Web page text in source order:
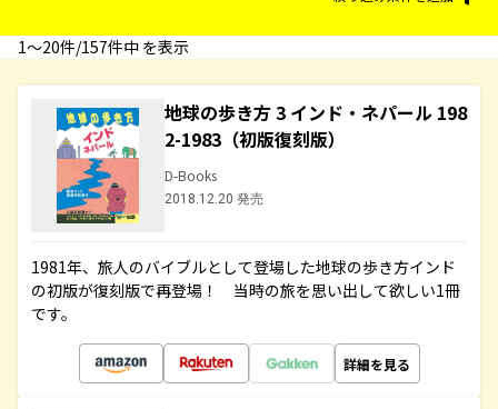
1〜20件/157件中 を表示
地球の歩き方 3 インド・ネパール 198
2-1983（初版復刻版）
D-Books
2018.12.20 発売
1981年、旅人のバイブルとして登場した地球の歩き方インド
の初版が復刻版で再登場！ 当時の旅を思い出して欲しい1冊
です。
詳細を見る